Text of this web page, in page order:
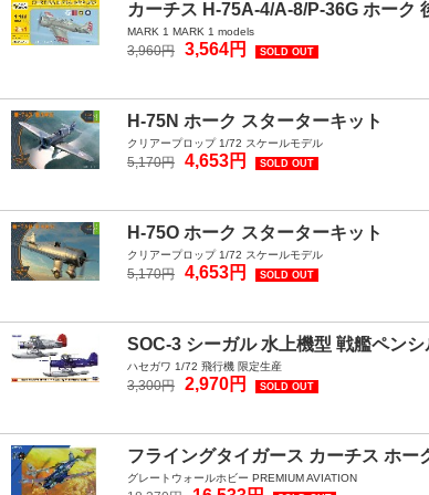
カーチス H-75A-4/A-8/P-36G ホーク
MARK 1 MARK 1 models
3,960円 3,564円 SOLD OUT
H-75N ホーク スターターキット
クリアープロップ 1/72 スケールモデル
5,170円 4,653円 SOLD OUT
H-75O ホーク スターターキット
クリアープロップ 1/72 スケールモデル
5,170円 4,653円 SOLD OUT
SOC-3 シーガル 水上機型 戦艦ペン
ハセガワ 1/72 飛行機 限定生産
3,300円 2,970円 SOLD OUT
フライングタイガース カーチス ホー
グレートウォールホビー PREMIUM AVIATION